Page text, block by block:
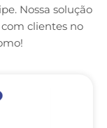
Nossa solução
clientes no